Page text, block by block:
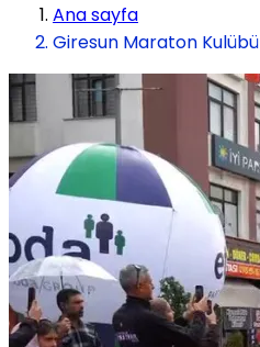
Ana sayfa
Giresun Maraton Kulübü